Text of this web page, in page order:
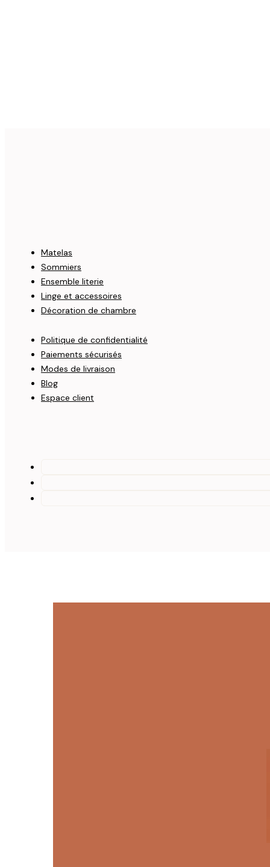
Matelas
Sommiers
Ensemble literie
Linge et accessoires
Décoration de chambre
Politique de confidentialité
Paiements sécurisés
Modes de livraison
Blog
Espace client